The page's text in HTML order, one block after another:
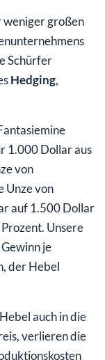
weniger großen
Schürfer
Hedging,
1.000 Dollar aus
von
Unze von
auf 1.500 Dollar
Unsere
je
der Hebel
auch in die
verlieren die